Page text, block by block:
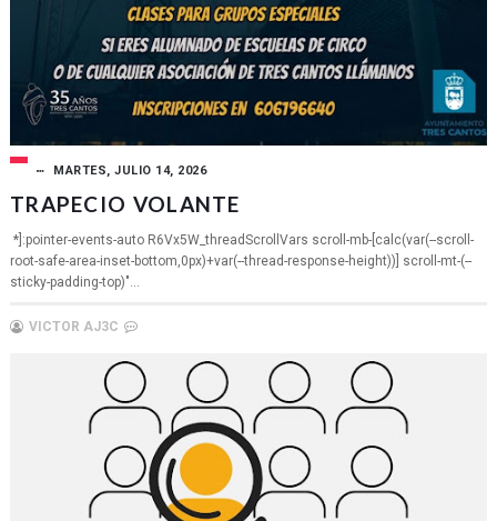
MARTES, JULIO 14, 2026
TRAPECIO VOLANTE
*]:pointer-events-auto R6Vx5W_threadScrollVars scroll-mb-[calc(var(--scroll-
root-safe-area-inset-bottom,0px)+var(--thread-response-height))] scroll-mt-(--
sticky-padding-top)"...
VICTOR AJ3C